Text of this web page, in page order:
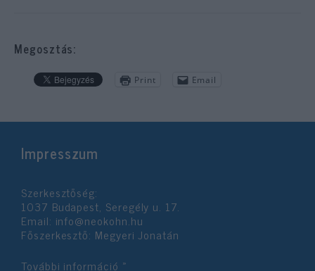
Megosztás:
Print Email
Impresszum
Szerkesztőség:
1037 Budapest, Seregély u. 17.
Email: info@neokohn.hu
Főszerkesztő: Megyeri Jonatán
További információ »